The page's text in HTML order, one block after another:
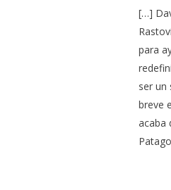
[…]
para
ser un
breve
acaba